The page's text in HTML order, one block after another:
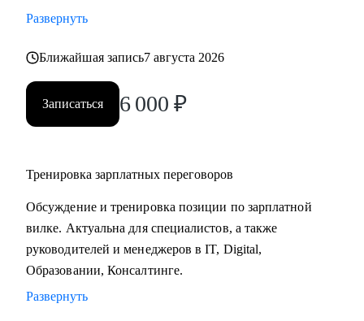
Развернуть
Ближайшая запись7 августа 2026
Записаться 6 000 ₽
Тренировка зарплатных переговоров
Обсуждение и тренировка позиции по зарплатной
вилке. Актуальна для специалистов, а также
руководителей и менеджеров в IT, Digital,
Образовании, Консалтинге.
Развернуть